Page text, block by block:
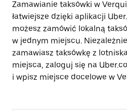
Zamawianie taksówki w
łatwiejsze dzięki aplikacji
możesz zamówić lokalną
w jednym miejscu.
zamawiasz taksówkę z
miejsca, zaloguj się na
i wpisz miejsce docelowe w